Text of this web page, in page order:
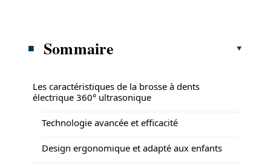
Sommaire
Les caractéristiques de la brosse à dents
électrique 360° ultrasonique
Technologie avancée et efficacité
Design ergonomique et adapté aux enfants